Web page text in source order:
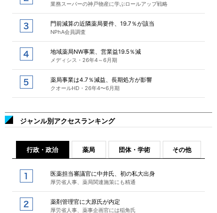
業務スーパーの神戸物産に学ぶロールアップ戦略
門前減算の近隣薬局要件、19.7％が該当
NPhA会員調査
地域薬局NW事業、営業益19.5％減
メディシス・26年4～6月期
薬局事業は4.7％減益、長期処方が影響
クオールHD・26年4〜6月期
ジャンル別アクセスランキング
行政・政治 薬局 団体・学術 その他
医薬担当審議官に中井氏、初の私大出身
厚労省人事、薬局関連施策にも精通
薬剤管理官に大原氏が内定
厚労省人事、薬事企画官には稲角氏